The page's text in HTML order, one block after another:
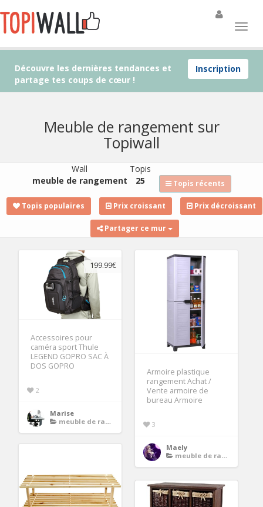
Inscription
Découvre les dernières tendances et
partage tes coups de cœur !
Meuble de rangement sur
Topiwall
Wall
meuble de rangement
Topis
25
Topis récents
Topis populaires Prix croissant Prix décroissant
Partager ce mur
199.99€
Accessoires pour
caméra sport Thule
LEGEND GOPRO SAC À
DOS GOPRO
2
Marise
meuble de rangement
Armoire plastique
rangement Achat /
Vente armoire de
bureau Armoire
3
Maely
meuble de rangement